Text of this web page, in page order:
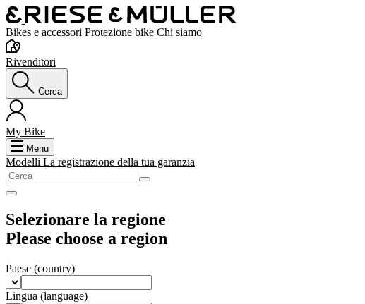
Bikes e accessori Protezione bike Chi siamo
Rivenditori
Cerca
My Bike
Menu
Modelli La registrazione della tua garanzia
Selezionare la regione
Please choose a region
Paese (country)
Lingua (language)